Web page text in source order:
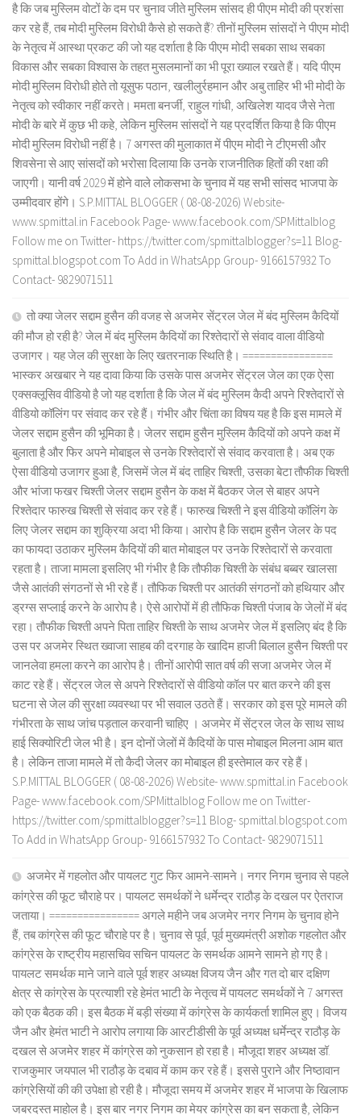
है कि जब मुस्लिम वोटों के दम पर चुनाव जीते मुस्लिम सांसद ही पीएम मोदी की प्रशंसा
कर रहे हैं, तब मोदी मुस्लिम विरोधी कैसे हो सकते हैं? तीनों मुस्लिम सांसदों ने पीएम मोदी
के नेतृत्व में आस्था प्रकट की जो यह दर्शाता है कि पीएम मोदी सबका साथ सबका
विकास और सबका विश्वास के तहत मुसलमानों का भी पूरा ख्याल रखते हैं। यदि पीएम
मोदी मुस्लिम विरोधी होते तो यूसुफ पठान, खलीलुर्रहमान और अबु ताहिर भी भी मोदी के
नेतृत्व को स्वीकार नहीं करते। ममता बनर्जी, राहुल गांधी, अखिलेश यादव जैसे नेता
मोदी के बारे में कुछ भी कहे, लेकिन मुस्लिम सांसदों ने यह प्रदर्शित किया है कि पीएम
मोदी मुस्लिम विरोधी नहीं है। 7 अगस्त की मुलाकात में पीएम मोदी ने टीएमसी और
शिवसेना से आए सांसदों को भरोसा दिलाया कि उनके राजनीतिक हितों की रक्षा की
जाएगी। यानी वर्ष 2029 में होने वाले लोकसभा के चुनाव में यह सभी सांसद भाजपा के
उम्मीदवार होंगे। S.P.MITTAL BLOGGER ( 08-08-2026) Website-
www.spmittal.in Facebook Page- www.facebook.com/SPMittalblog
Follow me on Twitter- https://twitter.com/spmittalblogger?s=11 Blog-
spmittal.blogspot.com To Add in WhatsApp Group- 9166157932 To
Contact- 9829071511
तो क्या जेलर सद्दाम हुसैन की वजह से अजमेर सेंट्रल जेल में बंद मुस्लिम कैदियों
की मौज हो रही है? जेल में बंद मुस्लिम कैदियों का रिश्तेदारों से संवाद वाला वीडियो
उजागर। यह जेल की सुरक्षा के लिए खतरनाक स्थिति है। ================
भास्कर अखबार ने यह दावा किया कि उसके पास अजमेर सेंट्रल जेल का एक ऐसा
एक्सक्लूसिव वीडियो है जो यह दर्शाता है कि जेल में बंद मुस्लिम कैदी अपने रिश्तेदारों से
वीडियो कॉलिंग पर संवाद कर रहे हैं। गंभीर और चिंता का विषय यह है कि इस मामले में
जेलर सद्दाम हुसैन की भूमिका है। जेलर सद्दाम हुसैन मुस्लिम कैदियों को अपने कक्ष में
बुलाता है और फिर अपने मोबाइल से उनके रिश्तेदारों से संवाद करवाता है। अब एक
ऐसा वीडियो उजागर हुआ है, जिसमें जेल में बंद ताहिर चिश्ती, उसका बेटा तौफीक चिश्ती
और भांजा फखर चिश्ती जेलर सद्दाम हुसैन के कक्ष में बैठकर जेल से बाहर अपने
रिश्तेदार फारुख चिश्ती से संवाद कर रहे हैं। फारुख चिश्ती ने इस वीडियो कॉलिंग के
लिए जेलर सद्दाम का शुक्रिया अदा भी किया। आरोप है कि सद्दाम हुसैन जेलर के पद
का फायदा उठाकर मुस्लिम कैदियों की बात मोबाइल पर उनके रिश्तेदारों से करवाता
रहता है। ताजा मामला इसलिए भी गंभीर है कि तौफीक चिश्ती के संबंध बब्बर खालसा
जैसे आतंकी संगठनों से भी रहे हैं। तौफिक चिश्ती पर आतंकी संगठनों को हथियार और
ड्रग्स सप्लाई करने के आरोप है। ऐसे आरोपों में ही तौफिक चिश्ती पंजाब के जेलों में बंद
रहा। तौफीक चिश्ती अपने पिता ताहिर चिश्ती के साथ अजमेर जेल में इसलिए बंद है कि
उस पर अजमेर स्थित ख्वाजा साहब की दरगाह के खादिम हाजी बिलाल हुसैन चिश्ती पर
जानलेवा हमला करने का आरोप है। तीनों आरोपी सात वर्ष की सजा अजमेर जेल में
काट रहे हैं। सेंट्रल जेल से अपने रिश्तेदारों से वीडियो कॉल पर बात करने की इस
घटना से जेल की सुरक्षा व्यवस्था पर भी सवाल उठते हैं। सरकार को इस पूरे मामले की
गंभीरता के साथ जांच पड़ताल करवानी चाहिए । अजमेर में सेंट्रल जेल के साथ साथ
हाई सिक्योरिटी जेल भी है। इन दोनों जेलों में कैदियों के पास मोबाइल मिलना आम बात
है। लेकिन ताजा मामले में तो कैदी जेलर का मोबाइल ही इस्तेमाल कर रहे हैं।
S.P.MITTAL BLOGGER ( 08-08-2026) Website- www.spmittal.in Facebook
Page- www.facebook.com/SPMittalblog Follow me on Twitter-
https://twitter.com/spmittalblogger?s=11 Blog- spmittal.blogspot.com
To Add in WhatsApp Group- 9166157932 To Contact- 9829071511
अजमेर में गहलोत और पायलट गुट फिर आमने-सामने। नगर निगम चुनाव से पहले
कांग्रेस की फूट चौराहे पर। पायलट समर्थकों ने धर्मेन्द्र राठौड़ के दखल पर ऐतराज
जताया। ================ अगले महीने जब अजमेर नगर निगम के चुनाव होने
हैं, तब कांग्रेस की फूट चौराहे पर है। चुनाव से पूर्व, पूर्व मुख्यमंत्री अशोक गहलोत और
कांग्रेस के राष्ट्रीय महासचिव सचिन पायलट के समर्थक आमने सामने हो गए है।
पायलट समर्थक माने जाने वाले पूर्व शहर अध्यक्ष विजय जैन और गत दो बार दक्षिण
क्षेत्र से कांग्रेस के प्रत्याशी रहे हेमंत भाटी के नेतृत्व में पायलट समर्थकों ने 7 अगस्त
को एक बैठक की। इस बैठक में बड़ी संख्या में कांग्रेस के कार्यकर्ता शामिल हुए। विजय
जैन और हेमंत भाटी ने आरोप लगाया कि आरटीडीसी के पूर्व अध्यक्ष धर्मेन्द्र राठौड़ के
दखल से अजमेर शहर में कांग्रेस को नुकसान हो रहा है। मौजूदा शहर अध्यक्ष डॉ.
राजकुमार जयपाल भी राठौड़ के दबाव में काम कर रहे हैं। इससे पुराने और निष्ठावान
कांग्रेसियों की की उपेक्षा हो रही है। मौजूदा समय में अजमेर शहर में भाजपा के खिलाफ
जबरदस्त माहोल है। इस बार नगर निगम का मेयर कांग्रेस का बन सकता है, लेकिन